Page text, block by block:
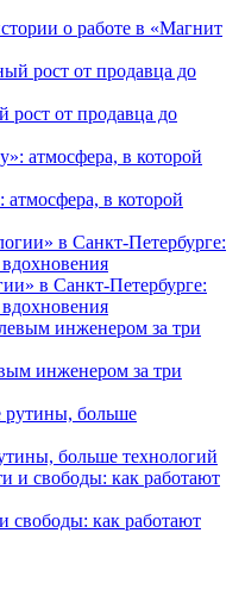
о работе в «Магнит
рост от продавца до
в которой
в Санкт-Петербурге:
инженером за три
больше технологий
свободы: как работают